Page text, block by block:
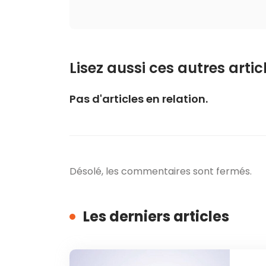
Lisez aussi ces autres
Pas d'articles en relation.
Désolé, les commentaires sont fermés.
Les derniers articles